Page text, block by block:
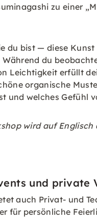
zu einer
du bist — diese
du
Leichtigkeit erfüllt
organische
und welches Gefühl
wird auf Englisch
und private
auch Privat- und
für persönliche